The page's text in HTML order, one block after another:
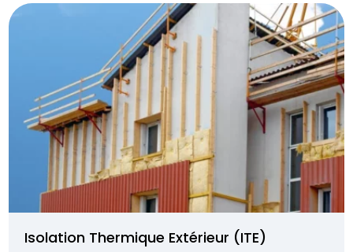
Isolation Thermique Extérieur (ITE)